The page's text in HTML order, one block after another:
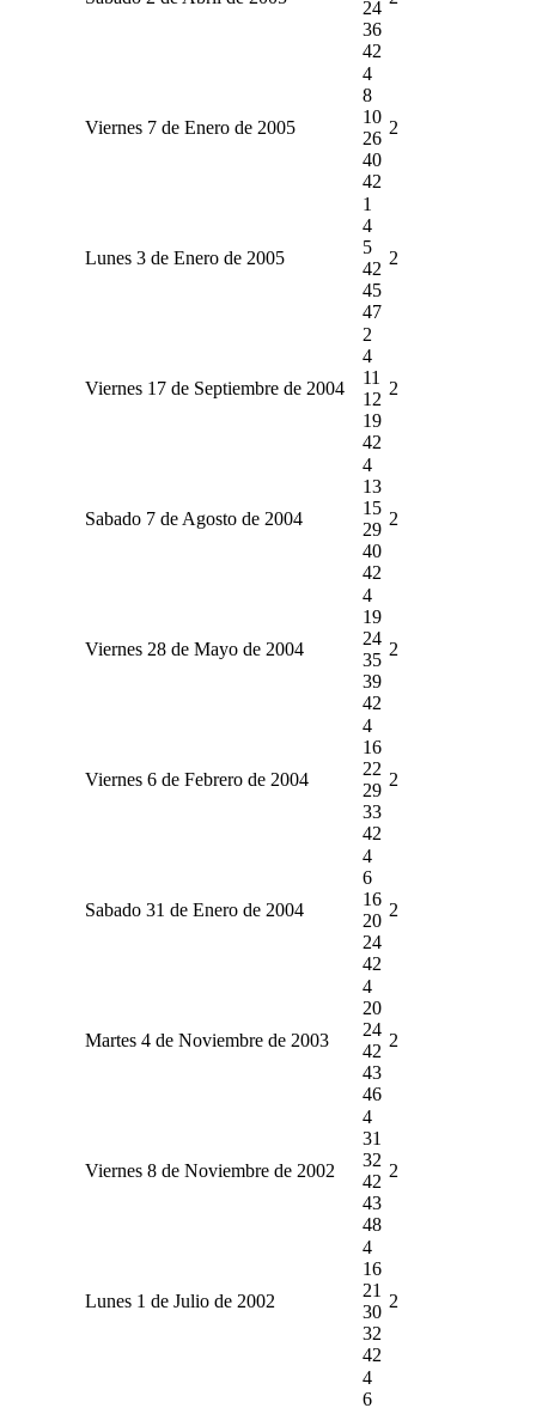
24
36
42
Viernes 7 de Enero de 2005
4
8
10
26
40
42
2
Lunes 3 de Enero de 2005
1
4
5
42
45
47
2
Viernes 17 de Septiembre de 2004
2
4
11
12
19
42
2
Sabado 7 de Agosto de 2004
4
13
15
29
40
42
2
Viernes 28 de Mayo de 2004
4
19
24
35
39
42
2
Viernes 6 de Febrero de 2004
4
16
22
29
33
42
2
Sabado 31 de Enero de 2004
4
6
16
20
24
42
2
Martes 4 de Noviembre de 2003
4
20
24
42
43
46
2
Viernes 8 de Noviembre de 2002
4
31
32
42
43
48
2
Lunes 1 de Julio de 2002
4
16
21
30
32
42
2
4
6